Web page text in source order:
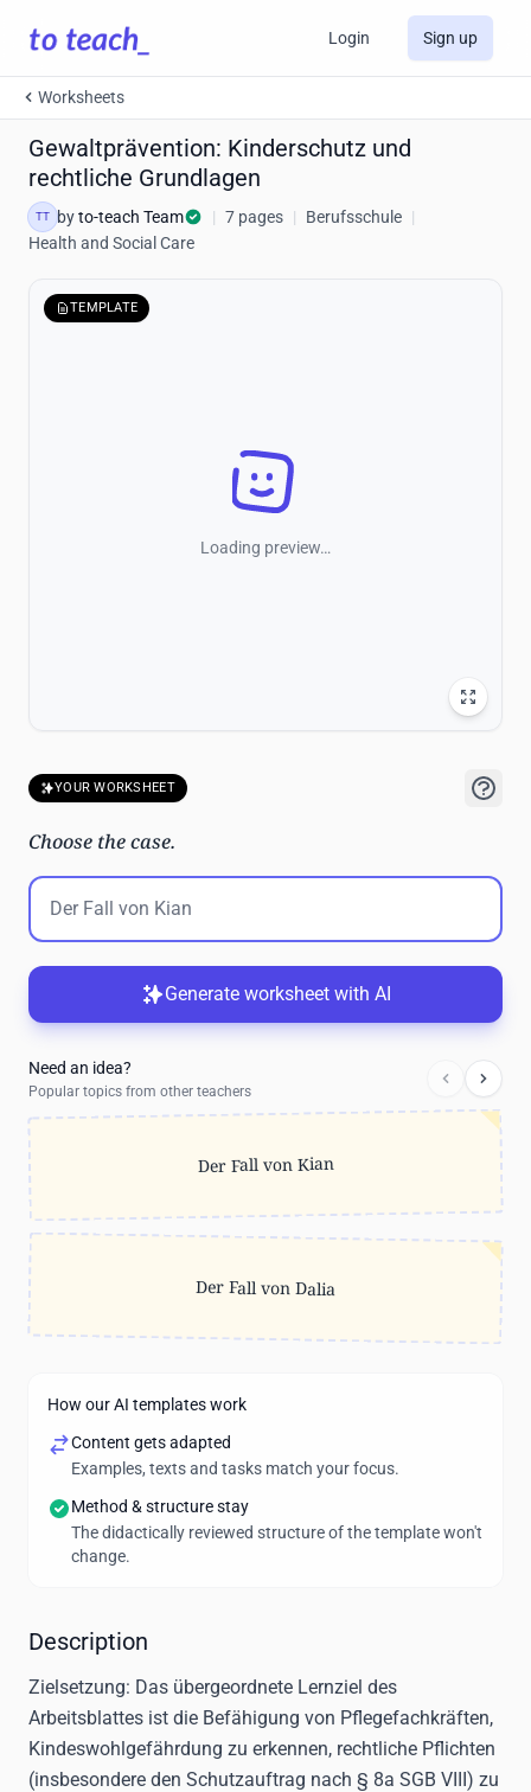
Login Sign up
Worksheets
Gewaltprävention: Kinderschutz und
rechtliche Grundlagen
TT byto-teach Team | 7 pages | Berufsschule |
Health and Social Care
TEMPLATE
Loading preview…
YOUR WORKSHEET
Choose the case.
Generate worksheet with AI
Need an idea?
Popular topics from other teachers
Der Fall von Kian
Der Fall von Dalia
How our AI templates work
Content gets adapted
Examples, texts and tasks match your focus.
Method & structure stay
The didactically reviewed structure of the template won't
change.
Description
Zielsetzung: Das übergeordnete Lernziel des
Arbeitsblattes ist die Befähigung von Pflegefachkräften,
Kindeswohlgefährdung zu erkennen, rechtliche Pflichten
(insbesondere den Schutzauftrag nach § 8a SGB VIII) zu